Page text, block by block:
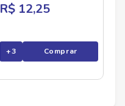
R$ 12,25
+3 Comprar